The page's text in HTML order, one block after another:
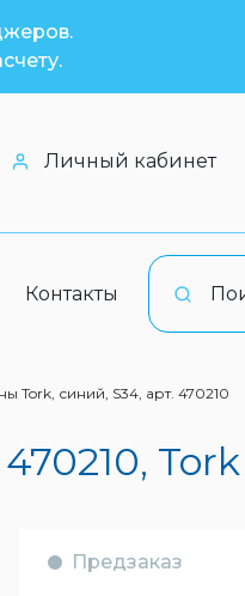
Личный кабинет
Контакты
Tork, синий, S34, арт. 470210
Tork
Предзаказ